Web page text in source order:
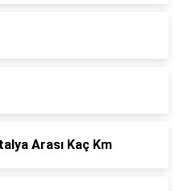
Arası Kaç Km